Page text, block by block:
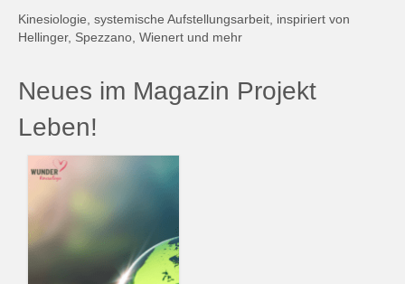
Kinesiologie, systemische Aufstellungsarbeit, inspiriert von
Hellinger, Spezzano, Wienert und mehr
Neues im Magazin Projekt
Leben!